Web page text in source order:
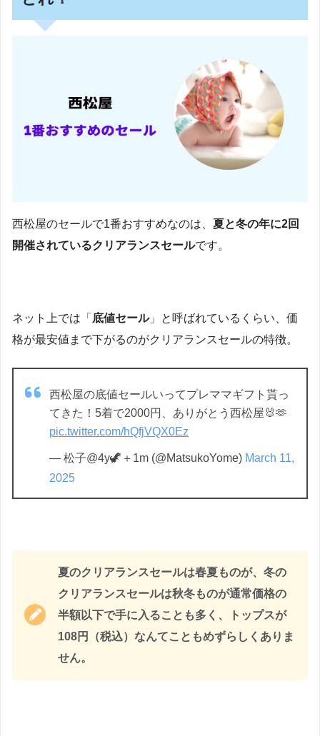
西松屋のセールで1番おすすめなのは、 夏と冬の年に2回
開催されているクリアランスセールです。
ネット上では「 底値セール」と呼ばれているくらい、価
格が最安値まで下がるのがクリアランスセールの特徴。
西松屋の底値セールいってプレママギフト貰っ
てきた！5着で2000円、ありがとう西松屋🐰🫶
pic.twitter.com/hQfjVQX0Ez
— 松子@4y🦖＋1m (@MatsukoYome) March 11,
2025
夏のクリアランスセールは春夏ものが、冬の
クリアランスセールは秋冬ものが通常価格の
半額以下で手に入ることも多く、トップスが
108円（税込）なんてこともめずらしくありま
せん。